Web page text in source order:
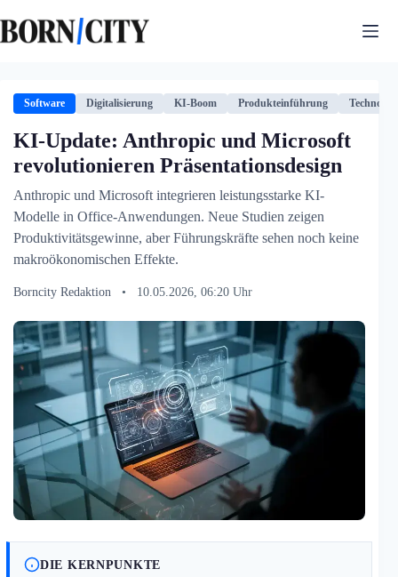
Inhalt
springen
Software Digitalisierung KI-Boom Produkteinführung
KI-Update: Anthropic und Microsoft
revolutionieren Präsentationsdesign
Anthropic und Microsoft integrieren leistungsstarke KI-
Modelle in Office-Anwendungen. Neue Studien zeigen
Produktivitätsgewinne, aber Führungskräfte sehen noch keine
makroökonomischen Effekte.
Borncity Redaktion • 10.05.2026, 06:20 Uhr
DIE KERNPUNKTE